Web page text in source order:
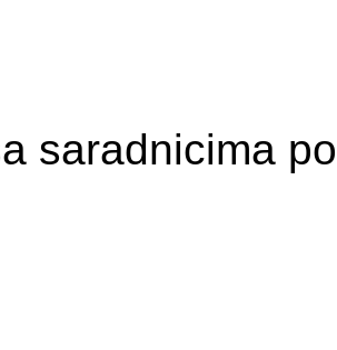
saradnicima